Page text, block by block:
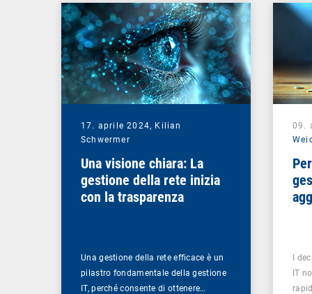
17. aprile 2024, Kilian
Schwermer
Una visione chiara: La
gestione della rete inizia
con la trasparenza
Una gestione della rete efficace è un
pilastro fondamentale della gestione
IT, perché consente di ottenere…
09.
I
IT